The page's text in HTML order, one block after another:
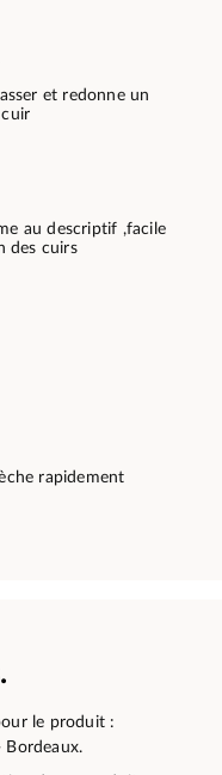
et redonne un
au descriptif ,facile
des cuirs
rapidement
le produit :
Bordeaux.